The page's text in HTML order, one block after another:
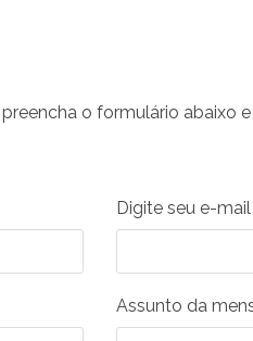
o formulário abaixo
Digite seu e-mail
Assunto da